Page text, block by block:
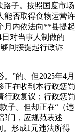
路子。按照国度市场
能否取得食物运营许
月内依法向**县提起
日对当事人制做的
间接提起行政诉
”的。但2025年4月
正在收到本行政惩罚
行政复议；行政惩罚
子。但却正在“（违
门，应规范表述
。形成1元违法所得